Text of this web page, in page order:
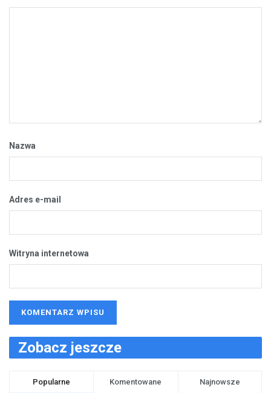
Nazwa
Adres e-mail
Witryna internetowa
Zobacz jeszcze
Popularne Komentowane Najnowsze